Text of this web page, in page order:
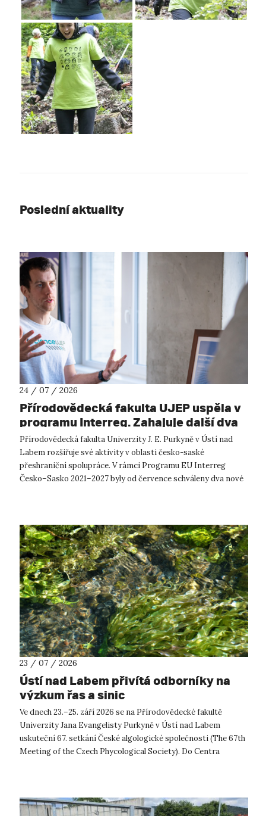
Poslední aktuality
24 / 07 / 2026
Přírodovědecká fakulta UJEP uspěla v
programu Interreg. Zahajuje další dva
přeshraniční projekty se saskými
partnery
Přírodovědecká fakulta Univerzity J. E. Purkyně v Ústí nad
Labem rozšiřuje své aktivity v oblasti česko-saské
přeshraniční spolupráce. V rámci Programu EU Interreg
Česko–Sasko 2021–2027 byly od července schváleny dva nové
23 / 07 / 2026
Ústí nad Labem přivítá odborníky na
výzkum řas a sinic
Ve dnech 23.–25. září 2026 se na Přírodovědecké fakultě
Univerzity Jana Evangelisty Purkyně v Ústí nad Labem
uskuteční 67. setkání České algologické společnosti (The 67th
Meeting of the Czech Phycological Society). Do Centra